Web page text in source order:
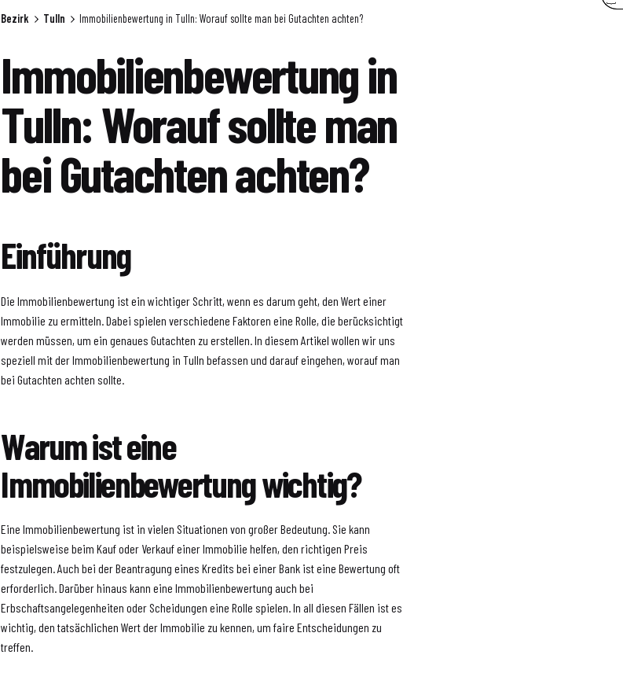
Bezirk Tulln Immobilienbewertung in Tulln: Worauf sollte man bei Gutachten achten?
Immobilienbewertung in
Tulln: Worauf sollte man
bei Gutachten achten?
Einführung
Die Immobilienbewertung ist ein wichtiger Schritt, wenn es darum geht, den Wert einer
Immobilie zu ermitteln. Dabei spielen verschiedene Faktoren eine Rolle, die berücksichtigt
werden müssen, um ein genaues Gutachten zu erstellen. In diesem Artikel wollen wir uns
speziell mit der Immobilienbewertung in Tulln befassen und darauf eingehen, worauf man
bei Gutachten achten sollte.
Warum ist eine
Immobilienbewertung wichtig?
Eine Immobilienbewertung ist in vielen Situationen von großer Bedeutung. Sie kann
beispielsweise beim Kauf oder Verkauf einer Immobilie helfen, den richtigen Preis
festzulegen. Auch bei der Beantragung eines Kredits bei einer Bank ist eine Bewertung oft
erforderlich. Darüber hinaus kann eine Immobilienbewertung auch bei
Erbschaftsangelegenheiten oder Scheidungen eine Rolle spielen. In all diesen Fällen ist es
wichtig, den tatsächlichen Wert der Immobilie zu kennen, um faire Entscheidungen zu
treffen.